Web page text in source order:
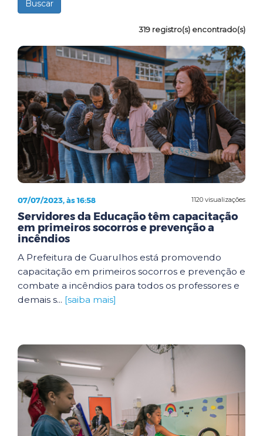
319 registro(s) encontrado(s)
1120 visualizações
07/07/2023, às 16:58
Servidores da Educação têm capacitação
em primeiros socorros e prevenção a
incêndios
A Prefeitura de Guarulhos está promovendo
capacitação em primeiros socorros e prevenção e
combate a incêndios para todos os professores e
demais s... [saiba mais]